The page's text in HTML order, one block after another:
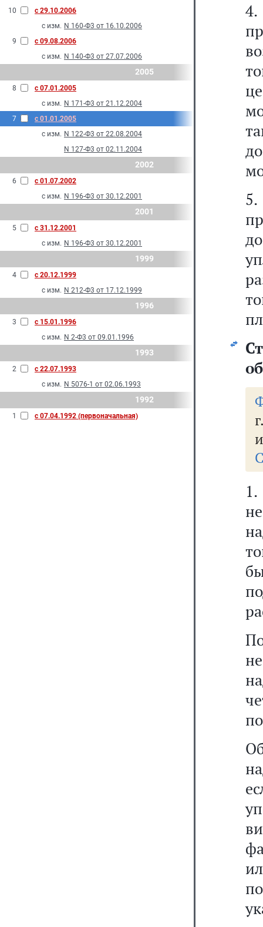
10
с 29.10.2006
с изм. N 160-Ф3 от 16.10.2006
9
с 09.08.2006
с изм. N 140-Ф3 от 27.07.2006
2005
8
с 07.01.2005
с изм. N 171-Ф3 от 21.12.2004
7
с 01.01.2005
с изм. N 122-Ф3 от 22.08.2004
N 127-Ф3 от 02.11.2004
2002
6
с 01.07.2002
с изм. N 196-Ф3 от 30.12.2001
2001
5
с 31.12.2001
с изм. N 196-Ф3 от 30.12.2001
1999
4
с 20.12.1999
с изм. N 212-Ф3 от 17.12.1999
1996
3
с 15.01.1996
с изм. N 2-Ф3 от 09.01.1996
1993
2
с 22.07.1993
с изм. N 5076-1 от 02.06.1993
1992
1 с 07.04.1992 (первоначальная)